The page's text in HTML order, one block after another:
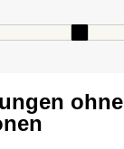
ohne